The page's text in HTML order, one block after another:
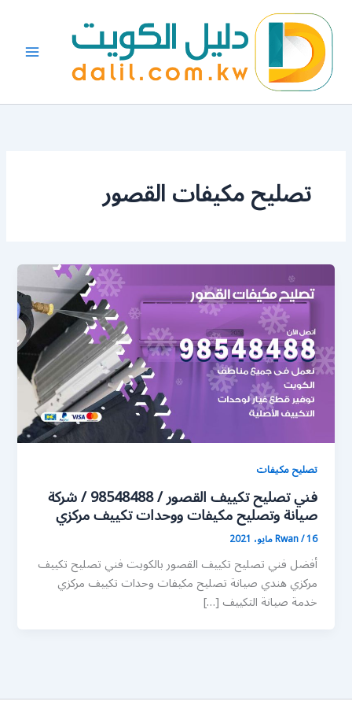
المحتوى
تصليح مكيفات القصور
تصليح مكيفات
فني تصليح تكييف القصور / 98548488 / شركة
صيانة وتصليح مكيفات ووحدات تكييف مركزي
Rwan/16 مايو، 2021
أفضل فني تصليح تكييف القصور بالكويت فني تصليح تكييف
مركزي هندي صيانة تصليح مكيفات وحدات تكييف مركزي
خدمة صيانة التكييف […]